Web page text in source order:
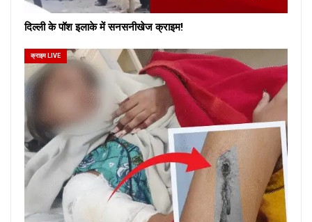
दिल्ली के पॉश इलाके में सनसनीखेज क्राइम!
क्राइम LIVE